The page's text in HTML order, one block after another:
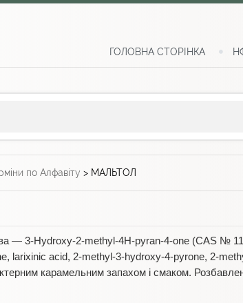
ГОЛОВНА СТОРІНКА
по Алфавіту > МАЛЬТОЛ
— 3-Hydroxy-2-methyl-4H-pyran-4-one (CAS №
larixinic acid, 2-methyl-3-hydroxy-4-pyrone, 2-
карамельним запахом і смаком.